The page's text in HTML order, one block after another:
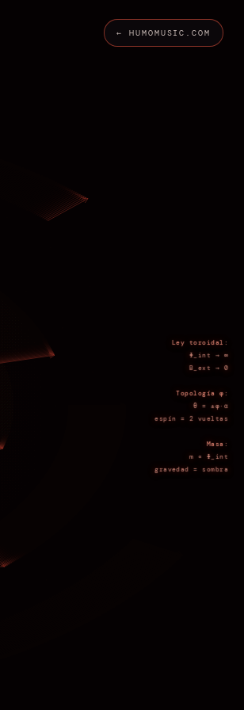
Ley toroidal:
Φ_int → ∞
B_ext → 0
Topología φ:
θ = ±φ·α
espín = 2 vueltas
Masa:
m ∝ Φ_int
gravedad = sombra
← HUMOMUSIC.COM